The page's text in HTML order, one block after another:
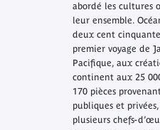
abordé les cultures
leur ensemble.
deux cent
premier voyage de
Pacifique, aux
continent aux 25
170 pièces
publiques et
plusieurs chefs-